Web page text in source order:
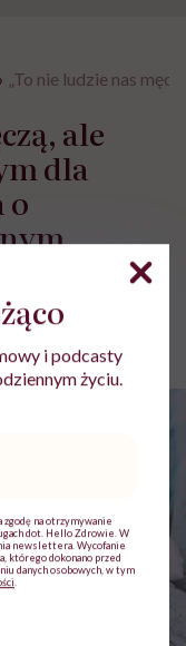
› „To nie ludzie nas
ale
dla
o
i podcasty
życiu.
zgodę na otrzymywanie
dot. Hello Zdrowie. W
newslettera. Wycofanie
którego dokonano przed
danych osobowych, w tym